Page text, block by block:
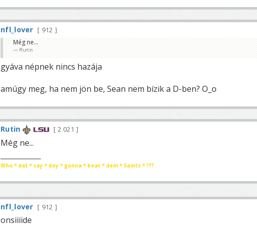
nfl_lover
912
Még ne...
Rutin
gyáva népnek nincs hazája
amúgy meg, ha nem jön be, Sean nem bízik a D-ben? O_o
Rutin 2 021
Még ne...
Who * dat * say * dey * gonna * beat * dem * Saints * ???
nfl_lover 912
onsiiiide